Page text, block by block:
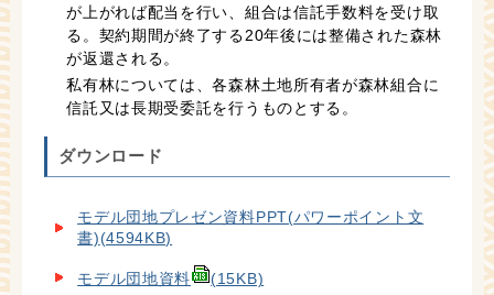
が上がれば配当を行い、組合は信託手数料を受け取
る。契約期間が終了する20年後には整備された森林
が返還される。
私有林については、各森林土地所有者が森林組合に
信託又は長期受委託を行うものとする。
ダウンロード
モデル団地プレゼン資料PPT(パワーポイント文
書) (4594KB)
モデル団地資料 (15KB)